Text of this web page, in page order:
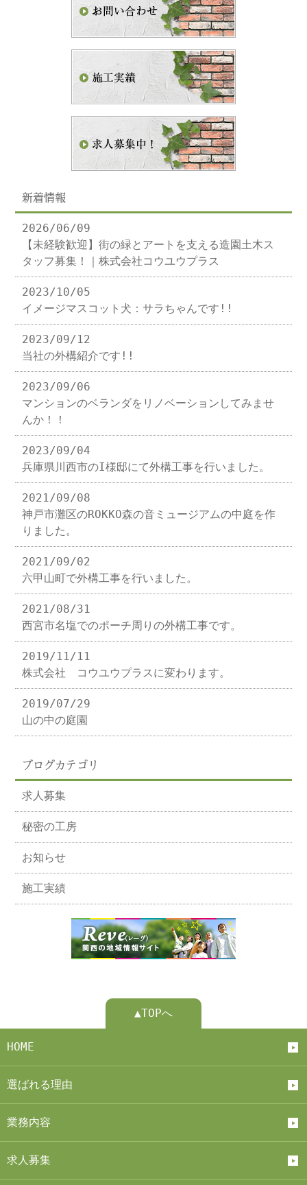
新着情報
2026/06/09
【未経験歓迎】街の緑とアートを支える造園土木ス
タッフ募集！｜株式会社コウユウプラス
2023/10/05
イメージマスコット犬：サラちゃんです!!
2023/09/12
当社の外構紹介です!!
2023/09/06
マンションのベランダをリノベーションしてみませ
んか！！
2023/09/04
兵庫県川西市のI様邸にて外構工事を行いました。
2021/09/08
神戸市灘区のROKKO森の音ミュージアムの中庭を作
りました。
2021/09/02
六甲山町で外構工事を行いました。
2021/08/31
西宮市名塩でのポーチ周りの外構工事です。
2019/11/11
株式会社 コウユウプラスに変わります。
2019/07/29
山の中の庭園
ブログカテゴリ
求人募集
秘密の工房
お知らせ
施工実績
▲TOPへ
HOME
選ばれる理由
業務内容
求人募集